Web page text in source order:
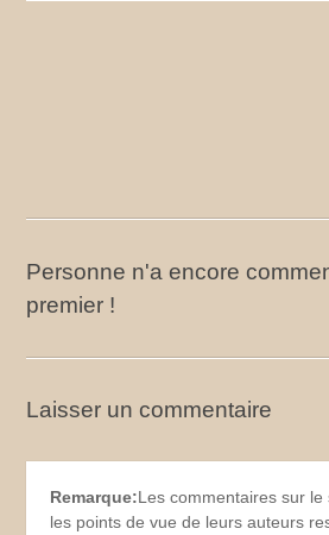
Personne n'a encore
premier !
Laisser un commentaire
Remarque:Les commentaires sur
les points de vue de leurs auteurs